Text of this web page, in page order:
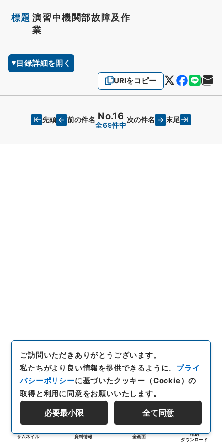
標題 演習中機関部故障及作
業
目録詳細を開く
URIをコピー
先頭 前の件名 No.16
全69件中
次の件名 末尾
サムネイル 資料情報 全画面
印刷
ダウンロード
ご訪問いただきありがとうございます。
私たちがより良い情報を提供できるように、 プライ
バシーポリシーに基づいたクッキー（Cookie）の
取得と利用に同意をお願いいたします。
必要最小限 全て同意